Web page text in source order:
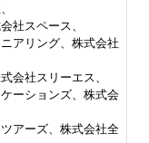
社スペース、
アリング、株式会社
会社スリーエス、
ーションズ、株式会
アーズ、株式会社全